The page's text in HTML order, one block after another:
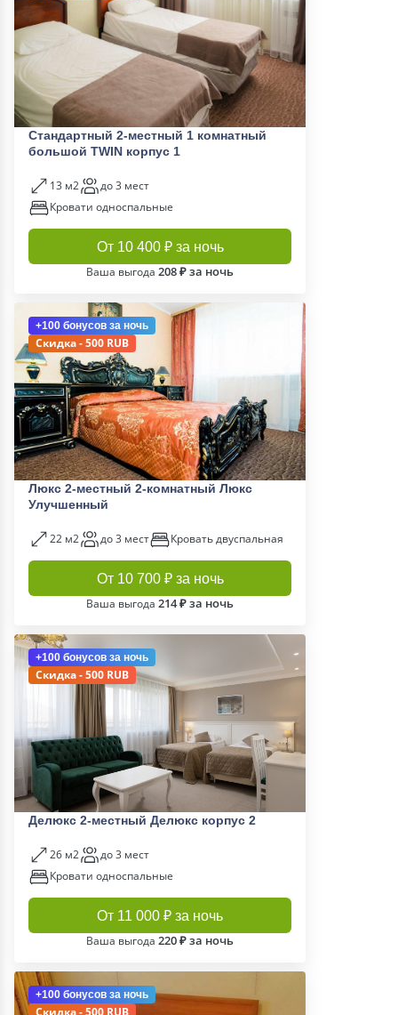
Стандартный 2-местный 1 комнатный
большой TWIN корпус 1
13 м2
до 3 мест
Кровати односпальные
От 10 400 ₽ за ночь
Ваша выгода 208 ₽ за ночь
+100 бонусов за ночь
Скидка - 500 RUB
Люкс 2-местный 2-комнатный Люкс
Улучшенный
22 м2 до 3 мест Кровать двуспальная
От 10 700 ₽ за ночь
Ваша выгода 214 ₽ за ночь
+100 бонусов за ночь
Скидка - 500 RUB
Делюкс 2-местный Делюкс корпус 2
26 м2
до 3 мест
Кровати односпальные
От 11 000 ₽ за ночь
Ваша выгода 220 ₽ за ночь
+100 бонусов за ночь
Скидка - 500 RUB